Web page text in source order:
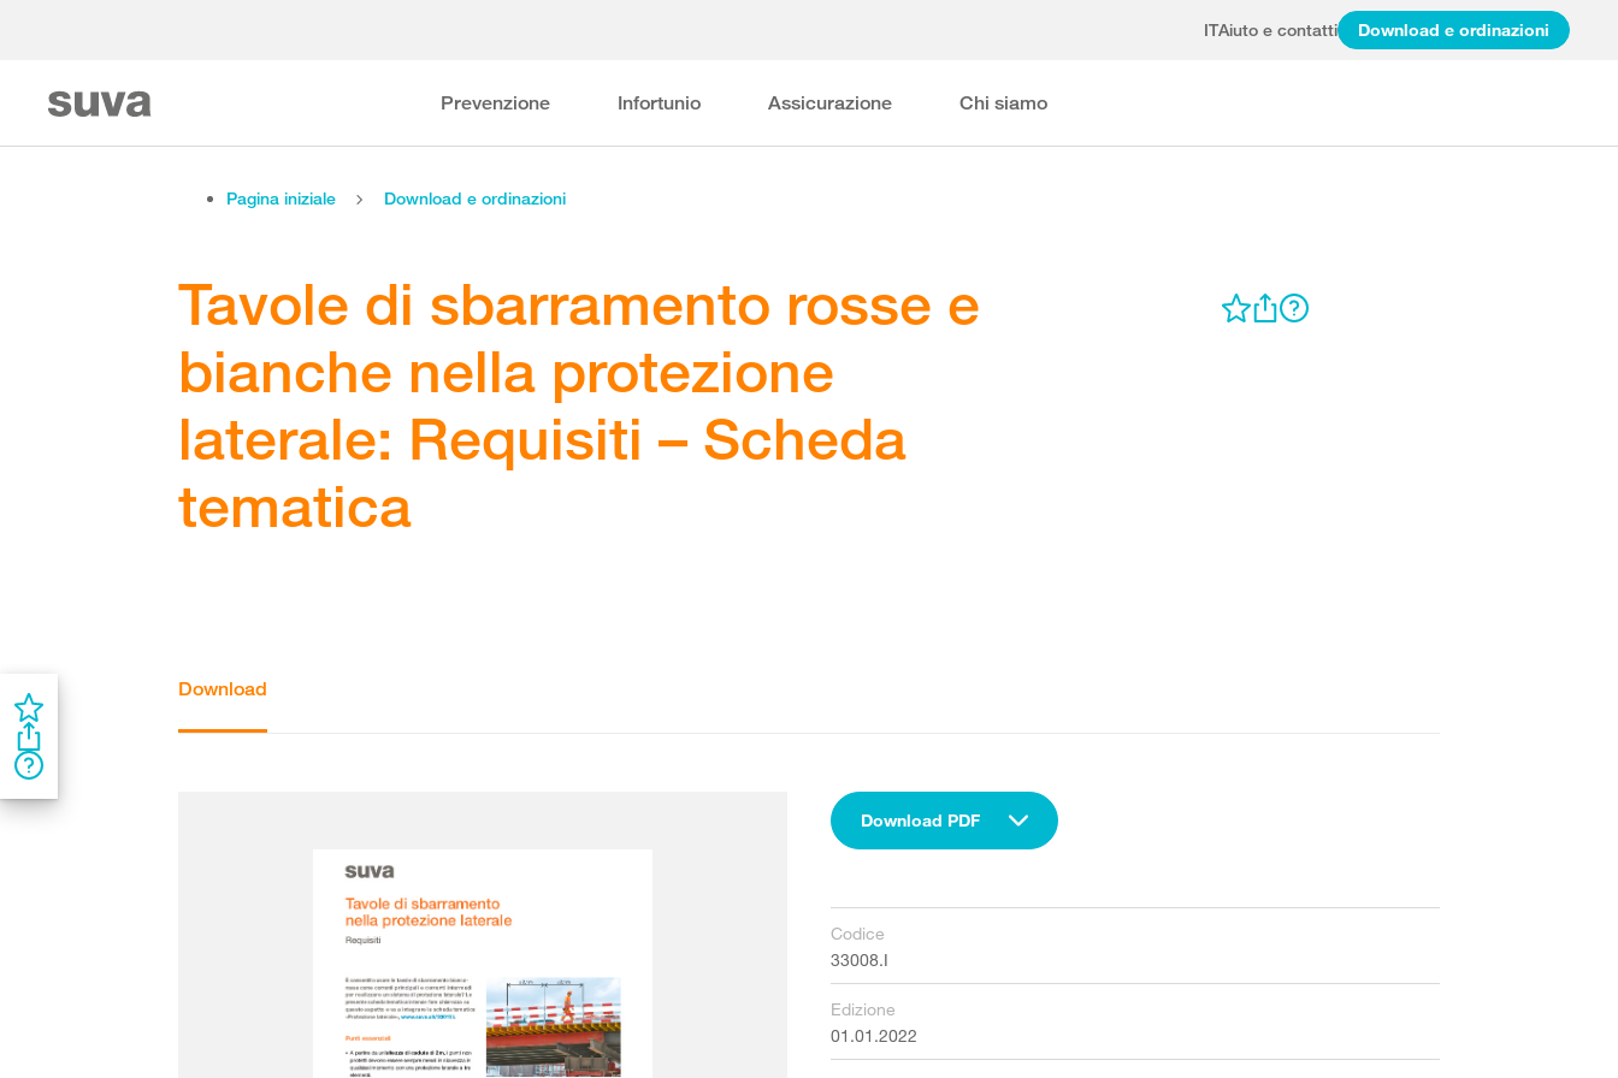
ITAiuto e contatti Download e ordinazioni
Prevenzione Infortunio Assicurazione Chi siamo
Pagina iniziale Download e ordinazioni
Tavole di sbarramento rosse e
bianche nella protezione
laterale: Requisiti – Scheda
tematica
Download
Download PDF
Codice
33008.I
Edizione
01.01.2022